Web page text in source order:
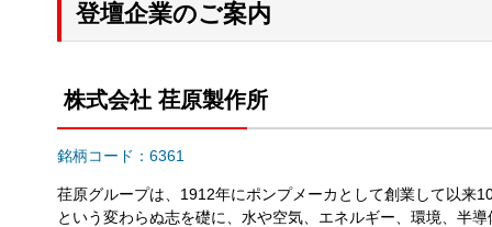
登壇企業のご案内
株式会社 荏原製作所
銘柄コード：6361
荏原グループは、1912年にポンプメーカとして創業して以来
という変わらぬ志を礎に、水や空気、エネルギー、環境、半